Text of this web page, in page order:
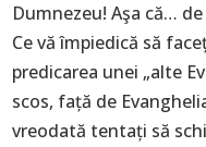
Dumnezeu! Aşa că…
Ce vă împiedică să
predicarea unei „alte
scos, față de
vreodată tentați să